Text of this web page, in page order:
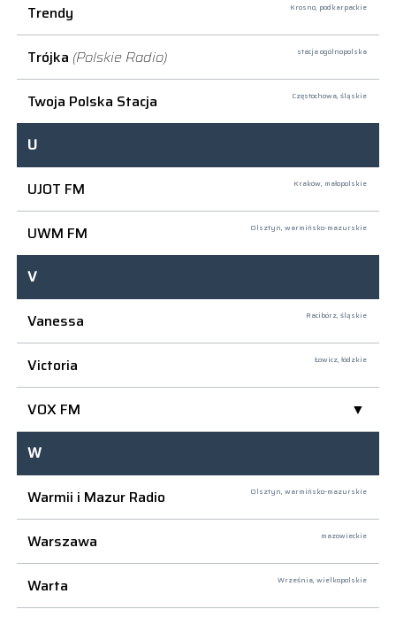
Trendy Krosno, podkarpackie
Trójka (Polskie Radio) stacja ogólnopolska
Twoja Polska Stacja Częstochowa, śląskie
U
UJOT FM
Kraków, małopolskie
UWM FM Olsztyn, warmińsko-mazurskie
V
Vanessa
Racibórz, śląskie
Victoria Łowicz, łódzkie
VOX FM
W
Warmii i Mazur Radio
Olsztyn, warmińsko-mazurskie
Warszawa mazowieckie
Warta Września, wielkopolskie